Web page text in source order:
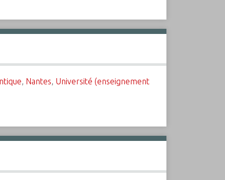
, Nantes, Université (enseignement